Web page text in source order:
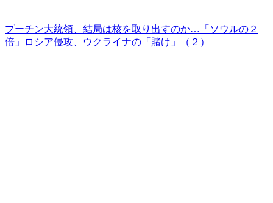
プーチン大統領、結局は核を取り出すのか…「ソウルの２
倍」ロシア侵攻、ウクライナの「賭け」（２）